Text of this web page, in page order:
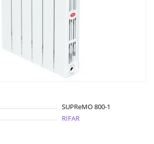
SUPReMO 800-1
RIFAR